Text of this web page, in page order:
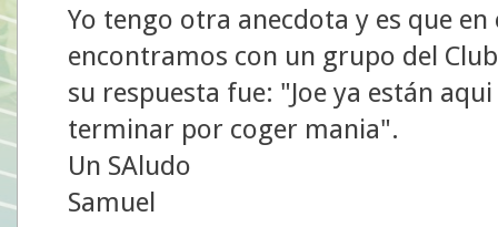
Yo tengo otra anecdota y es que
encontramos con un grupo del
su respuesta fue: "Joe ya están
terminar por coger mania".
Un SAludo
Samuel